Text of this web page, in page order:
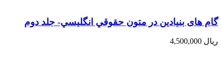
گام های بنیادین در متون حقوقي انگليسي- جلد دوم
ریال